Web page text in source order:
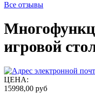
Все отзывы
игровой
ЦЕНА:
15998,00 руб